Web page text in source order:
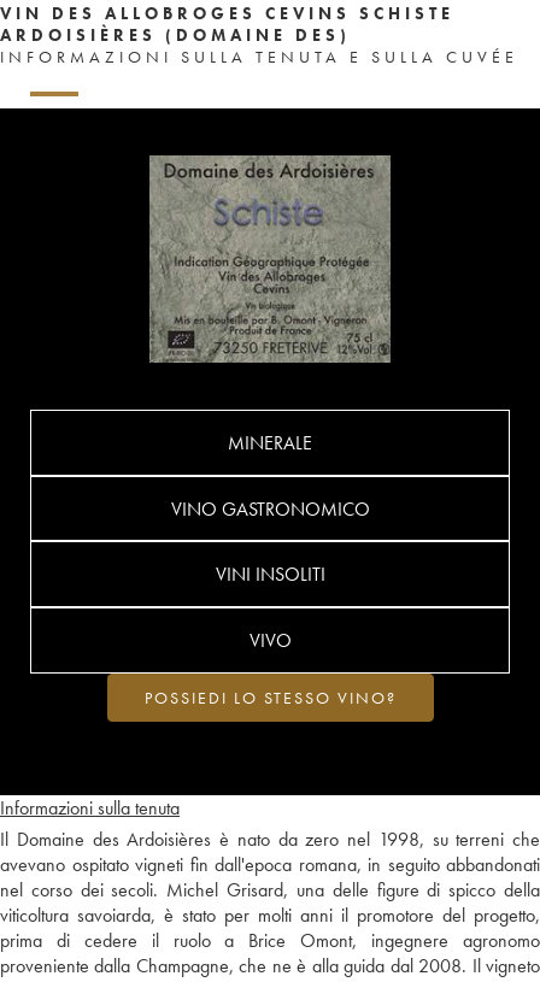
VIN DES ALLOBROGES CEVINS SCHISTE
ARDOISIÈRES (DOMAINE DES)
INFORMAZIONI SULLA TENUTA E SULLA CUVÉE
Informazioni sulla tenuta
Il Domaine des Ardoisières è nato da zero nel 1998, su terreni che
avevano ospitato vigneti fin dall'epoca romana, in seguito abbandonati
nel corso dei secoli. Michel Grisard, una delle figure di spicco della
viticoltura savoiarda, è stato per molti anni il promotore del progetto,
prima di cedere il ruolo a Brice Omont, ingegnere agronomo
proveniente dalla Champagne, che ne è alla guida dal 2008. Il vigneto
MINERALE
VINO GASTRONOMICO
VINI INSOLITI
VIVO
POSSIEDI LO STESSO VINO?